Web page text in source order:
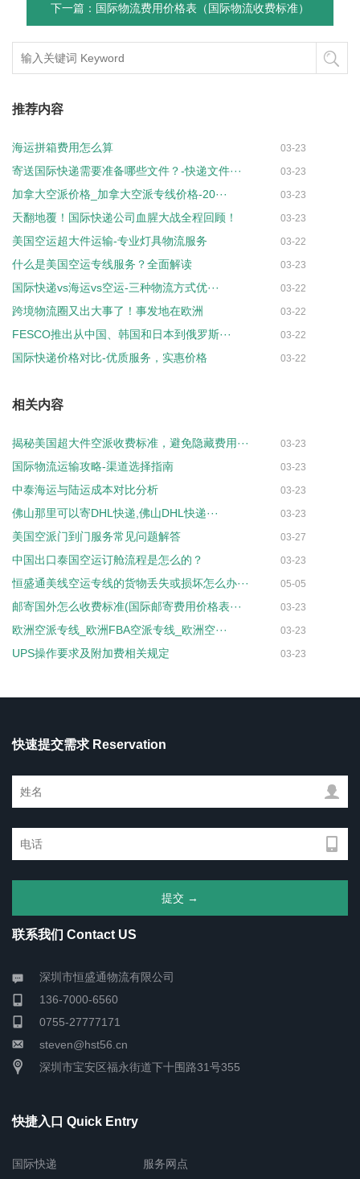
下一篇：国际物流费用价格表（国际物流收费标准）
推荐内容
海运拼箱费用怎么算 03-23
寄送国际快递需要准备哪些文件？-快递文件··· 03-23
加拿大空派价格_加拿大空派专线价格-20··· 03-23
天翻地覆！国际快递公司血腥大战全程回顾！ 03-23
美国空运超大件运输-专业灯具物流服务 03-22
什么是美国空运专线服务？全面解读 03-23
国际快递vs海运vs空运-三种物流方式优··· 03-22
跨境物流圈又出大事了！事发地在欧洲 03-22
FESCO推出从中国、韩国和日本到俄罗斯··· 03-22
国际快递价格对比-优质服务，实惠价格 03-22
相关内容
揭秘美国超大件空派收费标准，避免隐藏费用··· 03-23
国际物流运输攻略-渠道选择指南 03-23
中泰海运与陆运成本对比分析 03-23
佛山那里可以寄DHL快递,佛山DHL快递··· 03-23
美国空派门到门服务常见问题解答 03-27
中国出口泰国空运订舱流程是怎么的？ 03-23
恒盛通美线空运专线的货物丢失或损坏怎么办··· 05-05
邮寄国外怎么收费标准(国际邮寄费用价格表··· 03-23
欧洲空派专线_欧洲FBA空派专线_欧洲空··· 03-23
UPS操作要求及附加费相关规定 03-23
快速提交需求 Reservation
联系我们 Contact US
深圳市恒盛通物流有限公司
136-7000-6560
0755-27777171
steven@hst56.cn
深圳市宝安区福永街道下十围路31号355
快捷入口 Quick Entry
国际快递 服务网点